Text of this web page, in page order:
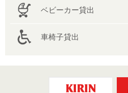
ベビーカー貸出
車椅子貸出